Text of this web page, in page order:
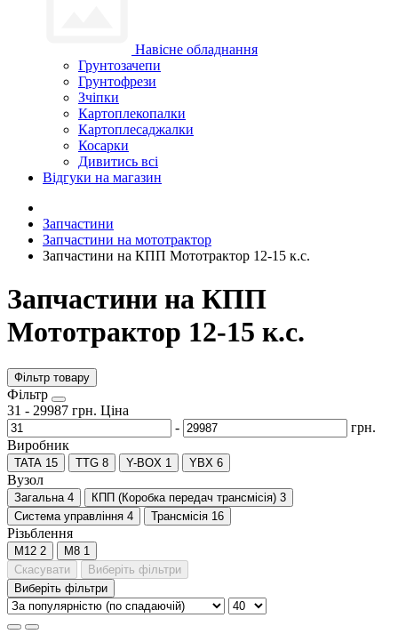
Навісне обладнання
Грунтозачепи
Грунтофрези
Зчіпки
Картоплекопалки
Картоплесаджалки
Косарки
Дивитись всі
Відгуки на магазин
Запчастини
Запчастини на мототрактор
Запчастини на КПП Мототрактор 12-15 к.с.
Запчастини на КПП
Мототрактор 12-15 к.с.
Фільтр товару
Фiльтр
31 - 29987 грн. Ціна
-
грн.
Виробник
TATA 15 TTG 8 Y-BOX 1 YBX 6
Вузол
Загальна 4 КПП (Коробка передач трансмісія) 3
Система управління 4 Трансмісія 16
Різьблення
М12 2 М8 1
Скасувати
Виберіть фільтри
Виберіть фільтри